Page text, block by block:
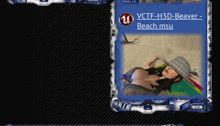
VCTF-H3D-Beaver ­
Beach msu